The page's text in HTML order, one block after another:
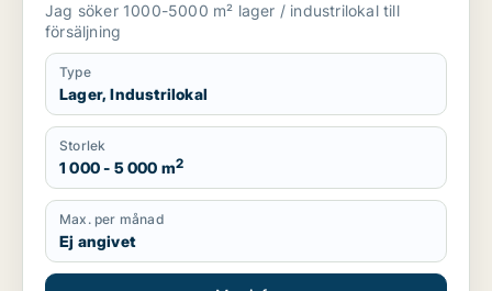
Jag söker 1000-5000 m² lager / industrilokal till
försäljning
Type
Lager, Industrilokal
Storlek
1 000 - 5 000 m2
Max. per månad
Ej angivet